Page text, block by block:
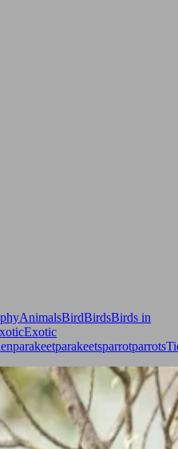
AnimalsBirdBirdsBirds in
Exotic
parakeetparakeetsparrotparrots